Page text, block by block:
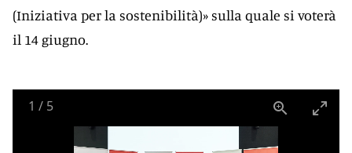
(Iniziativa per la sostenibilità)» sulla quale si voterà
il 14 giugno.
1 / 5